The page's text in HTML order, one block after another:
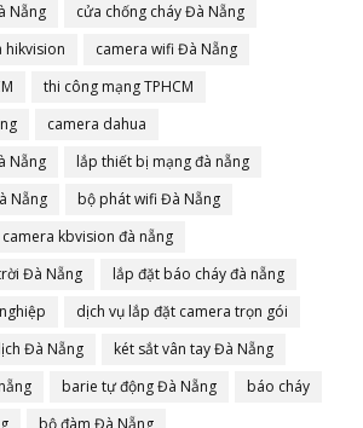
Nẵng
cửa chống cháy Đà Nẵng
hikvision
camera wifi Đà Nẵng
thi công mạng TPHCM
camera dahua
Nẵng
lắp thiết bị mạng đà nẵng
Nẵng
bộ phát wifi Đà Nẵng
camera kbvision đà nẵng
Đà Nẵng
lắp đặt báo cháy đà nẵng
dịch vụ lắp đặt camera trọn gói
Đà Nẵng
két sắt vân tay Đà Nẵng
barie tự động Đà Nẵng
báo cháy
bộ đàm Đà Nẵng